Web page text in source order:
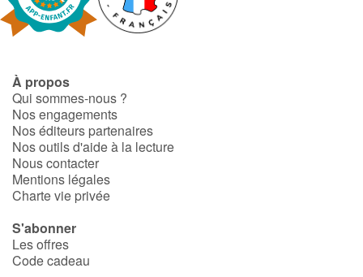
Fable, mythe, littérature et poésie
Ogres, monstres et sorcières
Héroïnes et héros
Écologie, nature, saisons
Les animaux
Voyage, épopée, enquête, aventure
À propos
Qui sommes-nous ?
Nos engagements
Nos éditeurs partenaires
Nos outils d'aide à la lecture
Nous contacter
Mentions légales
Charte vie privée
S'abonner
Les offres
Code cadeau